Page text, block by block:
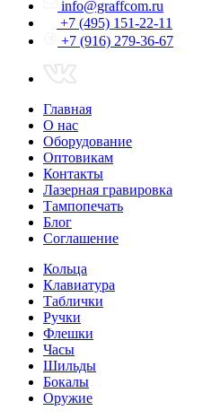
info@graffcom.ru
+7 (495) 151-22-11
+7 (916) 279-36-67
Главная
О нас
Оборудование
Оптовикам
Контакты
Лазерная гравировка
Тампопечать
Блог
Соглашение
Кольца
Клавиатура
Таблички
Ручки
Флешки
Часы
Шильды
Бокалы
Оружие